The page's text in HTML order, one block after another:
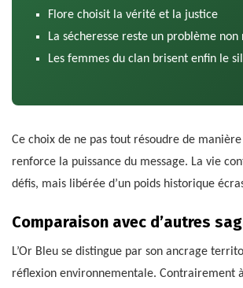
Flore choisit la vérité et la justice
La sécheresse reste un problème non
Les femmes du clan brisent enfin le
Ce choix de ne pas tout résoudre de
renforce la puissance du message. La vie
défis, mais libérée d’un poids historique
Comparaison avec d’autres
L’Or Bleu se distingue par son ancrage
réflexion environnementale. Contrairement